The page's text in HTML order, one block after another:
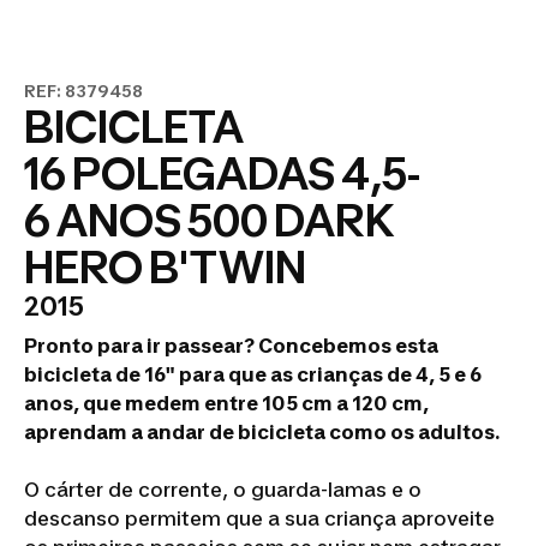
REF: 8379458
BICICLETA
16 POLEGADAS 4,5-
6 ANOS 500 DARK
HERO B'TWIN
2015
Pronto para ir passear? Concebemos esta
bicicleta de 16" para que as crianças de 4, 5 e 6
anos, que medem entre 105 cm a 120 cm,
aprendam a andar de bicicleta como os adultos.
O cárter de corrente, o guarda-lamas e o
descanso permitem que a sua criança aproveite